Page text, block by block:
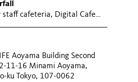
ンした...
staff cafeteria, Digital Cafe
floor of the Oracle...
の経営ビジョンVision2020の実
た取り組みの一環として、オ
山センターの22階に340席の
フェテリア、 デジタルカフェ
Aoyama Building Second
11-16 Minami Aoyama,
ku Tokyo, 107-0062